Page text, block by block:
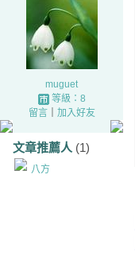
muguet
等級：8
留言｜ 加入好友
文章推薦人 (1)
八方